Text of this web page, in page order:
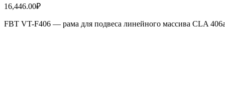
16,446.00₽
FBT VT-F406 — рама для подвеса линейного массива CLA